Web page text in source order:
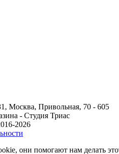
Москва, Привольная, 70 - 605
- Студия Триас
2026
они помогают нам делать